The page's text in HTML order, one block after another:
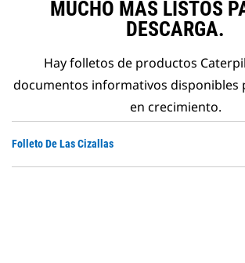
MUCHO MÁS LISTOS
DESCARGA.
Hay folletos de productos
documentos informativos disponibles
en crecimiento.
Folleto De Las Cizallas